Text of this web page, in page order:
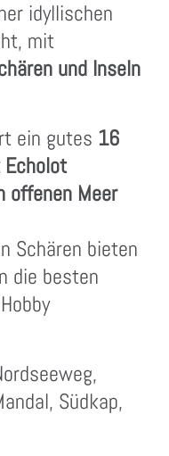
idyllischen
mit
und Inseln
ein gutes 16
offenen Meer
Schären bieten
die besten
Südkap,